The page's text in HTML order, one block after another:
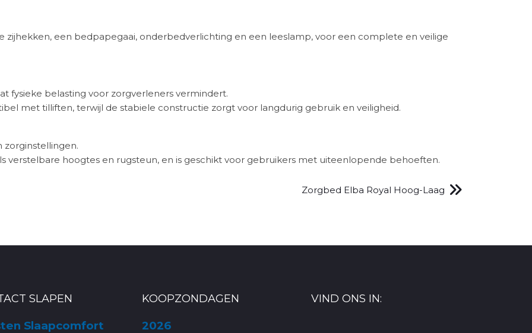
zijhekken, een bedpapegaai, onderbedverlichting en een leeslamp, voor een complete en veilige
fysieke belasting voor zorgverleners vermindert.
met tilliften, terwijl de stabiele constructie zorgt voor langdurig gebruik en veiligheid.
zorginstellingen.
verstelbare hoogtes en rugsteun, en is geschikt voor gebruikers met uiteenlopende behoeften.
Zorgbed Elba Royal Hoog-Laag
SLAPEN
Slaapcomfort
KOOPZONDAGEN
2026
VIND ONS IN: